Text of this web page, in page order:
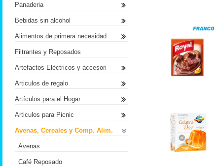
Panaderia
Bebidas sin alcohol
Alimentos de primera necesidad
Filtrantes y Reposados
Artefactos Eléctricos y accesori
Articulos de regalo
Artículos para el Hogar
Articulos para Picnic
Avenas, Cereales y Comp. Alim.
Avenas
Café Reposado